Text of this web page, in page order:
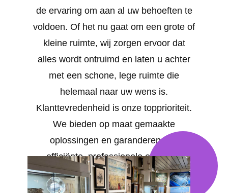
de ervaring om aan al uw behoeften te
voldoen. Of het nu gaat om een grote of
kleine ruimte, wij zorgen ervoor dat
alles wordt ontruimd en laten u achter
met een schone, lege ruimte die
helemaal naar uw wens is.
Klanttevredenheid is onze topprioriteit.
We bieden op maat gemaakte
oplossingen en garanderen een
efficiënte, professionele en snelle
service in Cour-Sur-Heure .